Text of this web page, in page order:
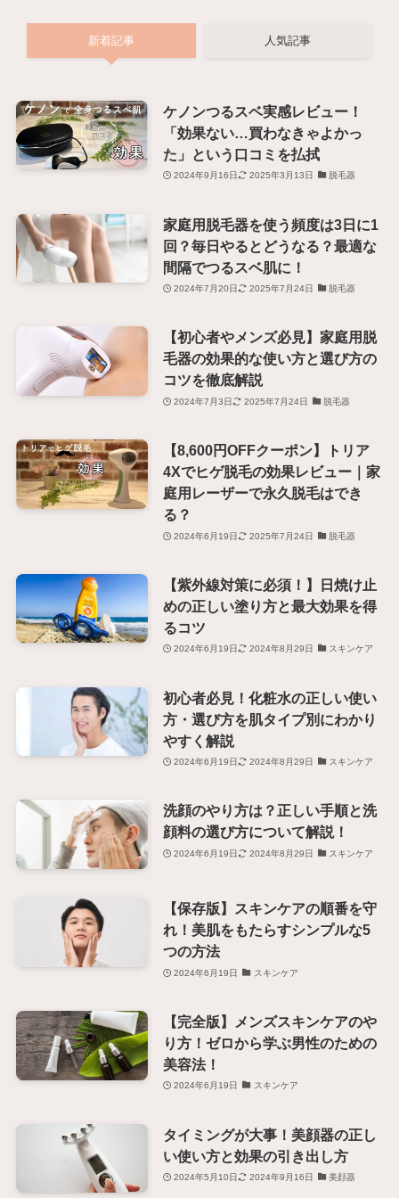
新着記事 人気記事
ケノンつるスベ実感レビュー！
「効果ない…買わなきゃよかっ
た」という口コミを払拭
2024年9月16日 2025年3月13日 脱毛器
家庭用脱毛器を使う頻度は3日に1
回？毎日やるとどうなる？最適な
間隔でつるスベ肌に！
2024年7月20日 2025年7月24日 脱毛器
【初心者やメンズ必見】家庭用脱
毛器の効果的な使い方と選び方の
コツを徹底解説
2024年7月3日 2025年7月24日 脱毛器
【8,600円OFFクーポン】トリア
4Xでヒゲ脱毛の効果レビュー｜家
庭用レーザーで永久脱毛はでき
る？
2024年6月19日 2025年7月24日 脱毛器
【紫外線対策に必須！】日焼け止
めの正しい塗り方と最大効果を得
るコツ
2024年6月19日 2024年8月29日 スキンケア
初心者必見！化粧水の正しい使い
方・選び方を肌タイプ別にわかり
やすく解説
2024年6月19日 2024年8月29日 スキンケア
洗顔のやり方は？正しい手順と洗
顔料の選び方について解説！
2024年6月19日 2024年8月29日 スキンケア
【保存版】スキンケアの順番を守
れ！美肌をもたらすシンプルな5
つの方法
2024年6月19日 スキンケア
【完全版】メンズスキンケアのや
り方！ゼロから学ぶ男性のための
美容法！
2024年6月19日 スキンケア
タイミングが大事！美顔器の正し
い使い方と効果の引き出し方
2024年5月10日 2024年9月16日 美顔器